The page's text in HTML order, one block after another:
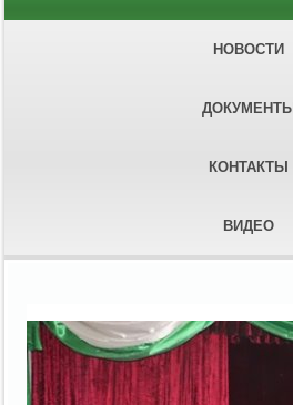
НОВОСТИ
ДОКУМЕНТЫ
КОНТАКТЫ
ВИДЕО